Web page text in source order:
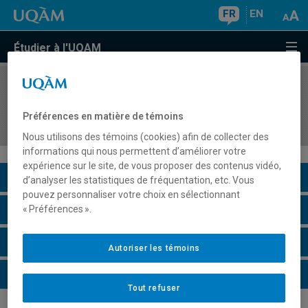
FR EN
Étudier à l'UQAM
COURS//
pratique collective d'activités physiques
Description du cours
Horaire - Été 2026
Horaire - Automne 2026
Horaire - Hiver 2027
Préférences en matière de témoins
Nous utilisons des témoins (cookies) afin de collecter des
informations qui nous permettent d’améliorer votre
expérience sur le site, de vous proposer des contenus vidéo,
d’analyser les statistiques de fréquentation, etc. Vous
pouvez personnaliser votre choix en sélectionnant
« Préférences ».
Tout refuser
Autoriser les témoins